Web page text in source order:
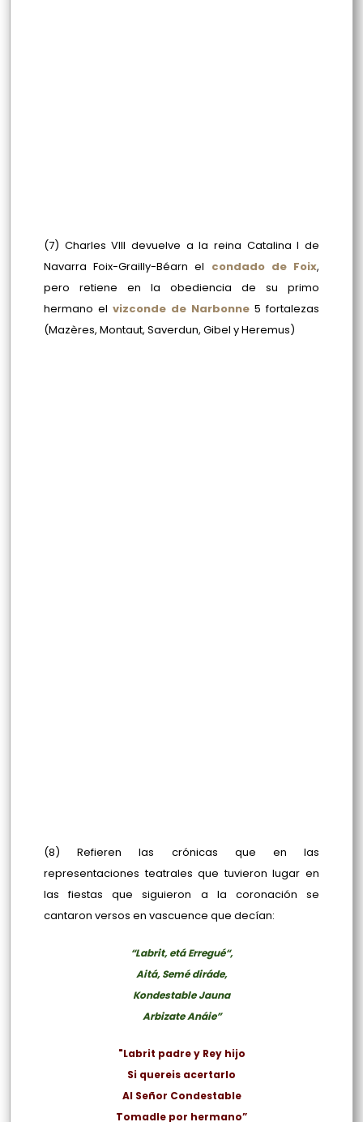
(7) Charles VIII devuelve a la reina Catalina I de
Navarra Foix-Grailly-Béarn el condado de Foix,
pero retiene en la obediencia de su primo
hermano el vizconde de Narbonne 5 fortalezas
(Mazères, Montaut, Saverdun, Gibel y Heremus)
(8) Refieren las crónicas que en las
representaciones teatrales que tuvieron lugar en
las fiestas que siguieron a la coronación se
cantaron versos en vascuence que decían:
“Labrit, etá Erregué“,
Aitá, Semé diráde,
Kondestable Jauna
Arbizate Anáie”
"Labrit padre y Rey hijo
Si quereis acertarlo
Al Señor Condestable
Tomadle por hermano”